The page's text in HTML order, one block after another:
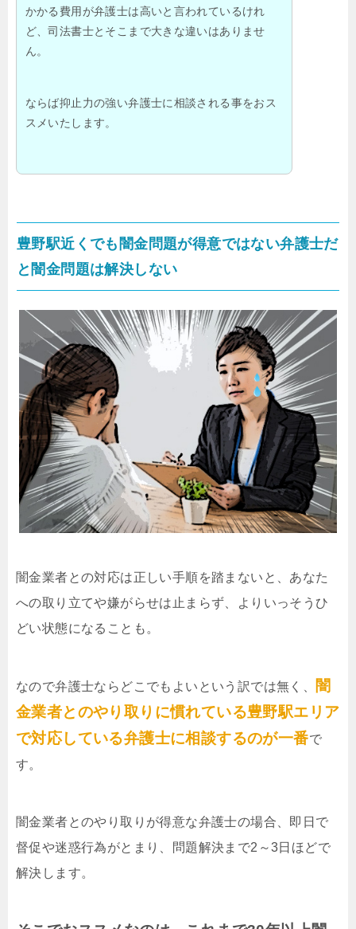
かかる費用が弁護士は高いと言われているけれ
ど、司法書士とそこまで大きな違いはありませ
ん。
ならば抑止力の強い弁護士に相談される事をおス
スメいたします。
豊野駅近くでも闇金問題が得意ではない弁護士だ
と闇金問題は解決しない
闇金業者との対応は正しい手順を踏まないと、あなた
への取り立てや嫌がらせは止まらず、よりいっそうひ
どい状態になることも。
なので弁護士ならどこでもよいという訳では無く、
闇
金業者とのやり取りに慣れている豊野駅エリア
で対応している弁護士に相談するのが一番で
す。
闇金業者とのやり取りが得意な弁護士の場合、即日で
督促や迷惑行為がとまり、問題解決まで2～3日ほどで
解決します。